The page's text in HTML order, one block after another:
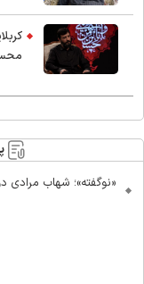
«نوگفته»؛ شهاب مرادی